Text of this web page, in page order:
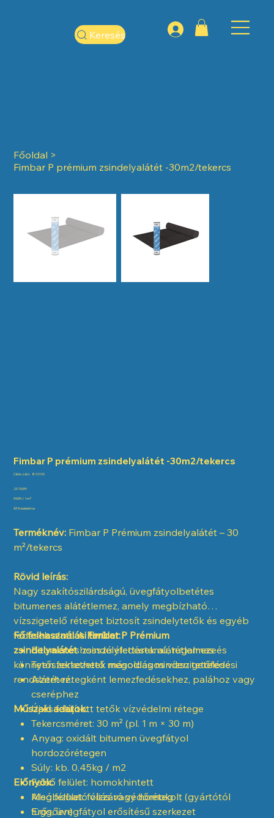
Keresés
Főoldal >
Fimbar P prémium zsindelyalátét -30m2/tekercs
Fimbar P prémium zsindelyalátét -30m2/tekercs
Cikkszám: Cikkszám:
B-10100
Ár
29 700Ft
{{basePrice}}
per
990Ft / 1m²
ÁFA beleértve
Terméknév: Fimbar P Prémium zsindelyalátét – 30
m²/tekercs
Rövid leírás:
Nagy szakítószilárdságú, üvegfátyolbetétes
bitumenes alátétlemez, amely megbízható
vízszigetelő réteget biztosít zsindelytetők és egyéb
fedések alatt. AFimbar P Prémium
zsindelyalátéthosszú élettartamú, rugalmas és
könnyen fektethető megoldás minden tetőfedési
rendszerhez.
Fő felhasználási terület:
Bitumenes zsindelyfedések alátétlemeze
Tetőszerkezetek másodlagos vízszigetelése
Alátét rétegként lemezfedésekhez, palához vagy
cseréphez
Új és felújított tetők vízvédelmi rétege
Műszaki adatok:
Tekercsméret: 30 m² (pl. 1 m × 30 m)
Anyag: oxidált bitumen üvegfátyol
hordozórétegen
Súly: kb. 0,45kg / m2
Felső felület: homokhintett
Alsó felület: fóliás vagy homokolt (gyártótól
függően)
Előnyök:
Megbízható vízzáró védőréteg
Erős, üvegfátyol erősítésű szerkezet